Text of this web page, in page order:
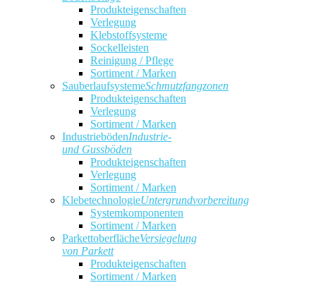
Produkteigenschaften
Verlegung
Klebstoffsysteme
Sockelleisten
Reinigung / Pflege
Sortiment / Marken
SauberlaufsystemeSchmutzfangzonen
Produkteigenschaften
Verlegung
Sortiment / Marken
IndustriebödenIndustrie-
und Gussböden
Produkteigenschaften
Verlegung
Sortiment / Marken
KlebetechnologieUntergrundvorbereitung
Systemkomponenten
Sortiment / Marken
ParkettoberflächeVersiegelung
von Parkett
Produkteigenschaften
Sortiment / Marken